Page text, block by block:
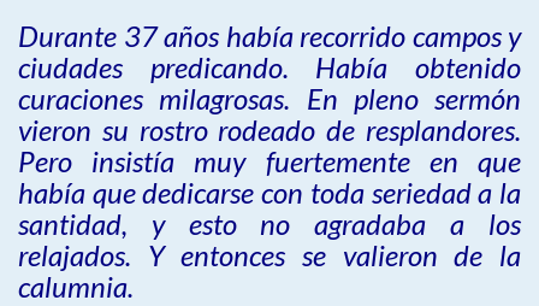
Durante 37 años había recorrido campos y
ciudades predicando. Había obtenido
curaciones milagrosas. En pleno sermón
vieron su rostro rodeado de resplandores.
Pero insistía muy fuertemente en que
había que dedicarse con toda seriedad a la
santidad, y esto no agradaba a los
relajados. Y entonces se valieron de la
calumnia.